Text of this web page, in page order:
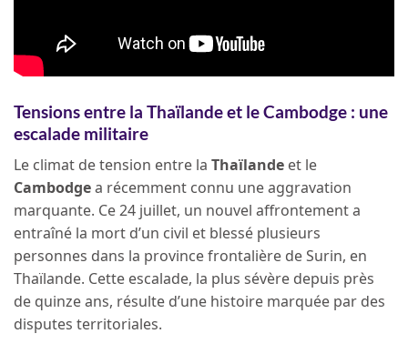
Tensions entre la Thaïlande et le Cambodge : une
escalade militaire
Le climat de tension entre la Thaïlande et le
Cambodgea récemment connu une aggravation
marquante. Ce 24 juillet, un nouvel affrontement a
entraîné la mort d’un civil et blessé plusieurs
personnes dans la province frontalière de Surin, en
Thaïlande. Cette escalade, la plus sévère depuis près
de quinze ans, résulte d’une histoire marquée par des
disputes territoriales.